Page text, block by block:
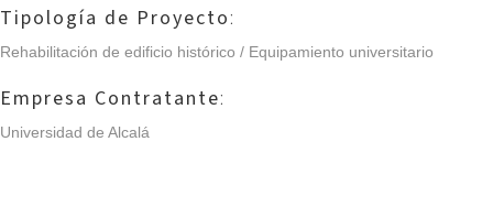
Tipología de Proyecto:
Rehabilitación de edificio histórico / Equipamiento universitario
Empresa Contratante:
Universidad de Alcalá